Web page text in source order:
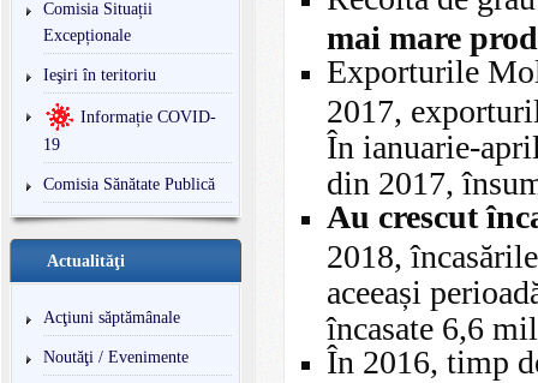
Comisia Situații
Excepționale
Ieşiri în teritoriu
Informație COVID-
19
Comisia Sănătate Publică
Actualităţi
Acţiuni săptămânale
Noutăţi / Evenimente
mai mare
Exporturile
2017,
În ianuarie-
din 2017,
Au crescut
2018,
aceeași
încasate 6,6
În 2016, timp